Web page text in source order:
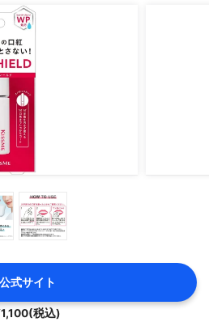
色移りなしなので
はずした時
配ないかも♡
ンスのおかげで
とりツヤツヤの唇に♫
のが嬉しい
コート」です♡
product_id/10209488/
公式サイト
税込)